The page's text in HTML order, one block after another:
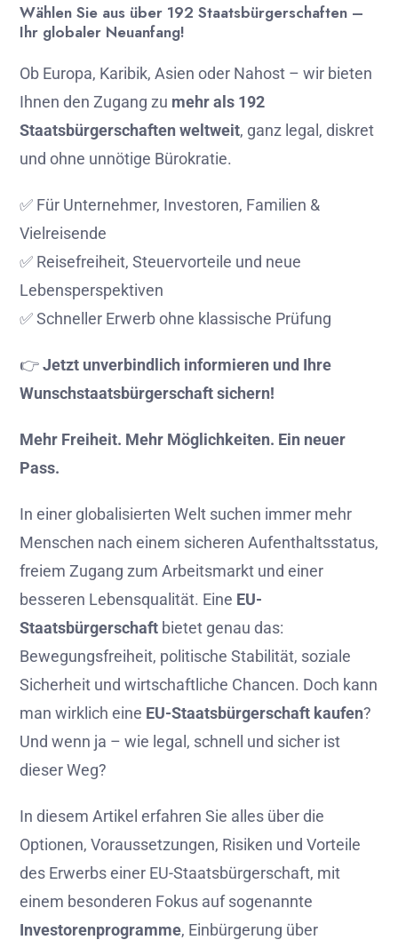
Wählen Sie aus über 192 Staatsbürgerschaften –
Ihr globaler Neuanfang!
Ob Europa, Karibik, Asien oder Nahost – wir bieten
Ihnen den Zugang zu mehrals 192
Staatsbürgerschaften weltweit, ganz legal, diskret
und ohne unnötige Bürokratie.
✅ Für Unternehmer, Investoren, Familien &
Vielreisende
✅ Reisefreiheit, Steuervorteile und neue
Lebensperspektiven
✅Schneller Erwerbohne klassische Prüfung
👉Jetzt unverbindlich informieren und Ihre
Wunschstaatsbürgerschaftsichern!
Mehr Freiheit. Mehr Möglichkeiten. Ein neuer
Pass.
In einer globalisierten Welt suchen immer mehr
Menschen nach einem sicheren Aufenthaltsstatus,
freiem Zugang zum Arbeitsmarkt und einer
besseren Lebensqualität. Eine EU-
Staatsbürgerschaft bietet genau das:
Bewegungsfreiheit, politische Stabilität, soziale
Sicherheit und wirtschaftliche Chancen. Doch kann
man wirklich eine EU-Staatsbürgerschaft kaufen?
Und wenn ja – wie legal, schnell und sicher ist
dieserWeg?
In diesem Artikel erfahren Sie alles überdie
Optionen, Voraussetzungen, Risiken und Vorteile
des Erwerbseiner EU-Staatsbürgerschaft, mit
einem besonderen Fokus aufsogenannte
Investorenprogramme, Einbürgerung über